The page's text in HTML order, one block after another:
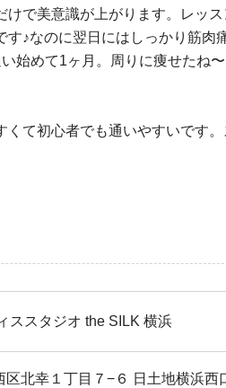
けで美意識が上がります。レッ
♪なのに翌日にはしっかり筋肉
始めて1ヶ月。周りに痩せたね
くて初心者でも通いやすいです
ススタジオ the SILK 横浜
区北幸１丁目７−６ 日土地横浜西